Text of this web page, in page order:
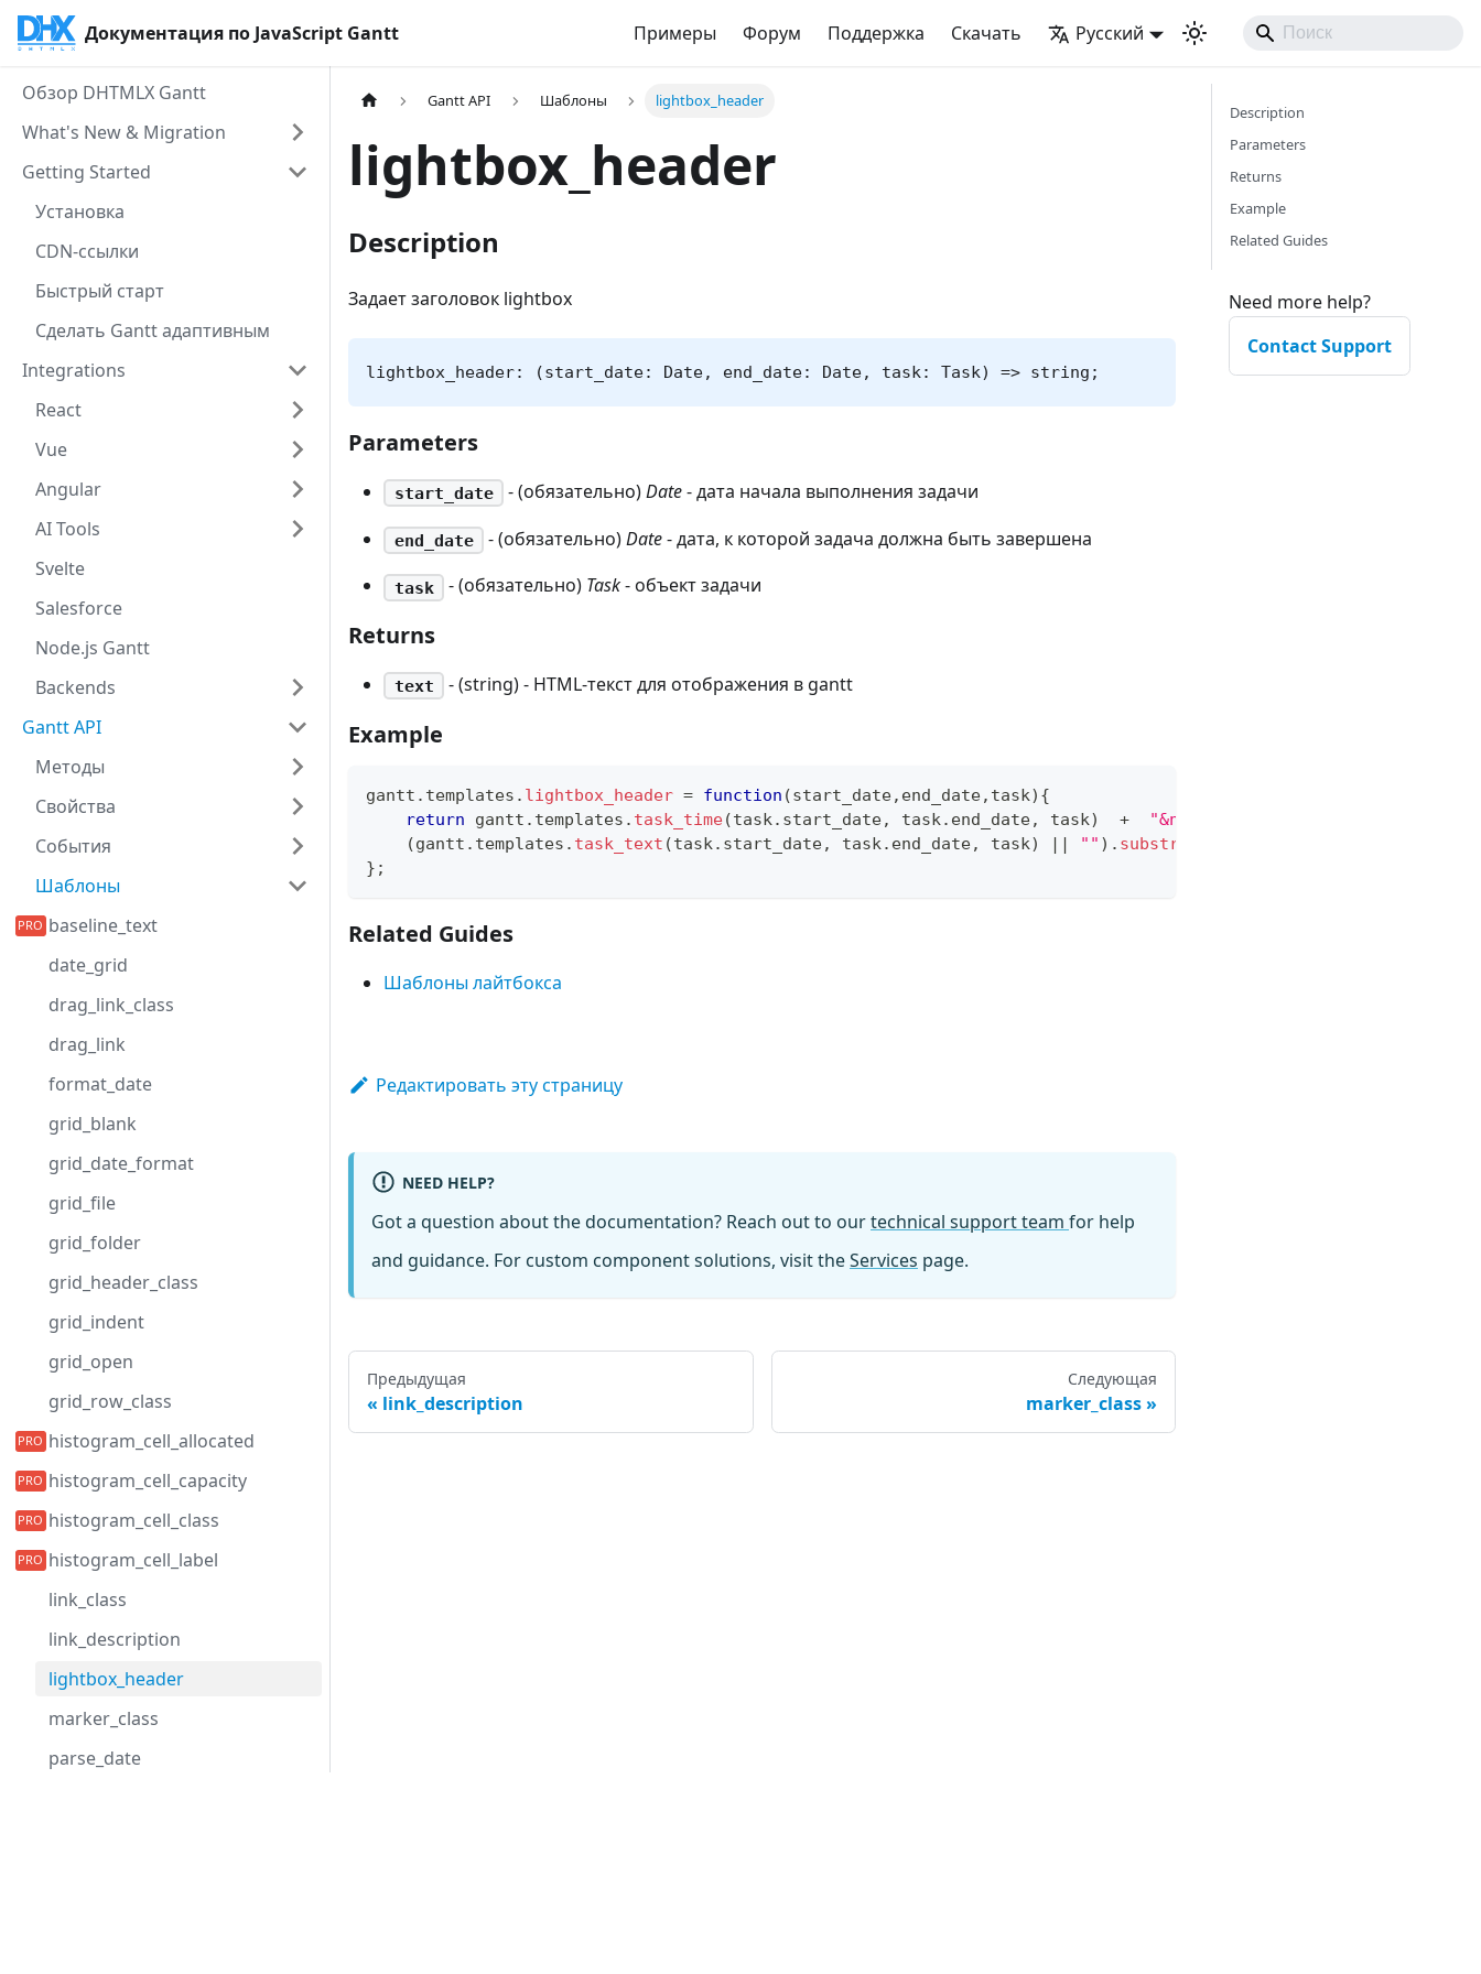
Документация по JavaScript Gantt Примеры Форум Поддержка Скачать Русский
Обзор DHTMLX Gantt
What's New & Migration
Getting Started
Установка
CDN-ссылки
Быстрый старт
Сделать Gantt адаптивным
Integrations
React
Vue
Angular
AI Tools
Svelte
Salesforce
Node.js Gantt
Backends
Gantt API
Методы
Свойства
События
Шаблоны
baseline_text
date_grid
drag_link_class
drag_link
format_date
grid_blank
grid_date_format
grid_file
grid_folder
grid_header_class
grid_indent
grid_open
grid_row_class
histogram_cell_allocated
histogram_cell_capacity
histogram_cell_class
histogram_cell_label
link_class
link_description
lightbox_header
marker_class
parse_date
Gantt API Шаблоны lightbox_header
lightbox_header
Description
Задает заголовок lightbox
lightbox_header: (start_date: Date, end_date: Date, task: Task) => string;
Parameters
start_date - (обязательно)Date- дата начала выполнения задачи
end_date - (обязательно)Date- дата, к которой задача должна быть завершена
task - (обязательно) Task- объект задачи
Returns
text - (string) - HTML-текст для отображения в gantt
Example
gantt . templates . lightbox_header = function (start_date, end_date, task) {
return gantt . templates . task_time(task. start_date, task. end_date, task) + "&nbsp;"
(gantt . templates . task_text (task. start_date, task. end_date, task) || "" ) . substr
} ;
Related Guides
Шаблоны лайтбокса
Редактировать эту страницу
NEED HELP?
Got a question about the documentation? Reach out to ourtechnical support team for help
and guidance. For custom component solutions, visit theServices page.
Предыдущая
link_description
Следующая
marker_class
Description
Parameters
Returns
Example
Related Guides
Need more help?
Contact Support